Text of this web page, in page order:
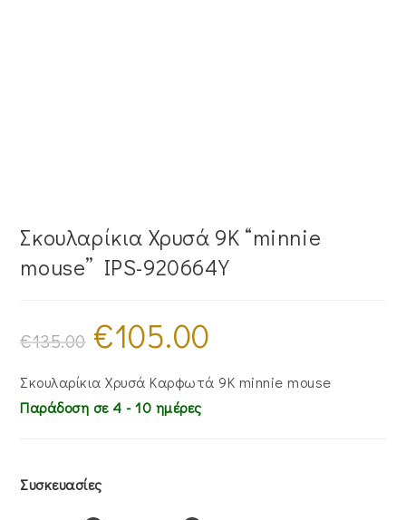
Σκουλαρίκια Χρυσά 9Κ “minnie
mouse” IPS-920664Y
€135.00
Original
price
was:
€105.00
€105.00.
Σκουλαρίκια Χρυσά Καρφωτά 9Κ minnie mouse
Παράδοση σε 4 - 10 ημέρες
Συσκευασίες